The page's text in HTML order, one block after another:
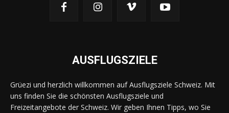
AUSFLUGSZIELE
Grüezi und herzlich willkommen auf Ausflugsziele Schweiz. Mit
uns finden Sie die schönsten Ausflugsziele und
Freizeitangebote der Schweiz. Wir geben Ihnen Tipps, wo Sie